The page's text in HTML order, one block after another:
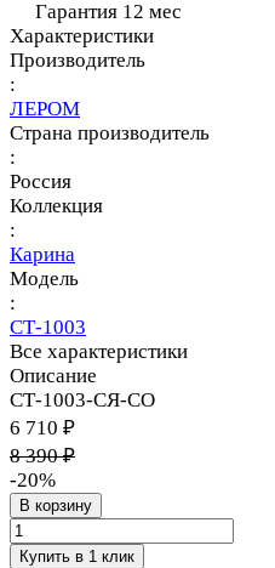
Гарантия 12 мес
Характеристики
Производитель
:
ЛЕРОМ
Страна производитель
:
Россия
Коллекция
:
Карина
Модель
:
СТ-1003
Все характеристики
Описание
СТ-1003-СЯ-СО
6 710 ₽
8 390 ₽
-20%
В корзину
Купить в 1 клик